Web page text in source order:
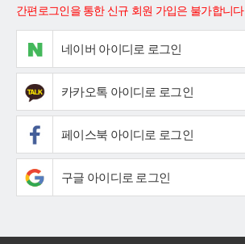
간편로그인을 통한 신규 회원 가입은 불가합니다.
네이버 아이디로 로그인
카카오톡 아이디로 로그인
페이스북 아이디로 로그인
구글 아이디로 로그인